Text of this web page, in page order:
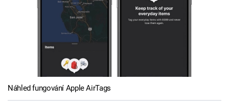
Náhled fungování Apple AirTags